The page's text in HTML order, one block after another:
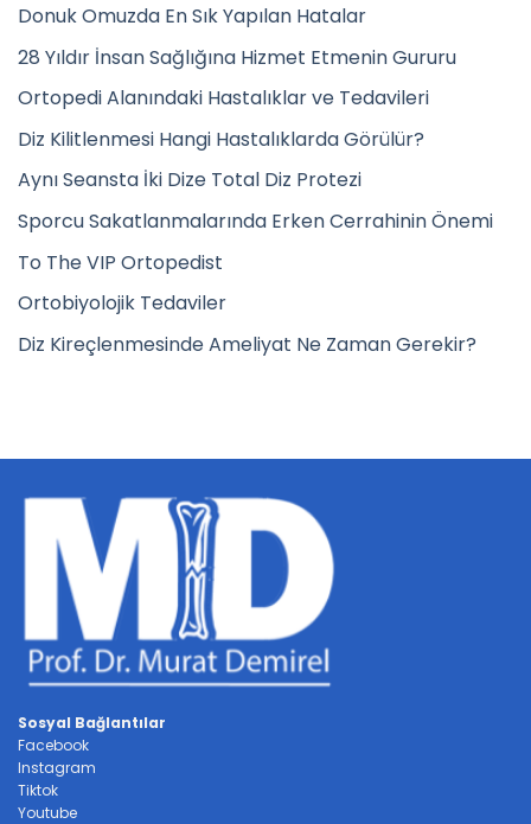
Donuk Omuzda En Sık Yapılan Hatalar
28 Yıldır İnsan Sağlığına Hizmet Etmenin Gururu
Ortopedi Alanındaki Hastalıklar ve Tedavileri
Diz Kilitlenmesi Hangi Hastalıklarda Görülür?
Aynı Seansta İki Dize Total Diz Protezi
Sporcu Sakatlanmalarında Erken Cerrahinin Önemi
To The VIP Ortopedist
Ortobiyolojik Tedaviler
Diz Kireçlenmesinde Ameliyat Ne Zaman Gerekir?
Sosyal Bağlantılar
Facebook
Instagram
Tiktok
Youtube